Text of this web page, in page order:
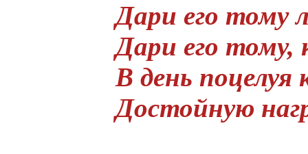
Дари его тому
Дари его тому,
В день
Достойную